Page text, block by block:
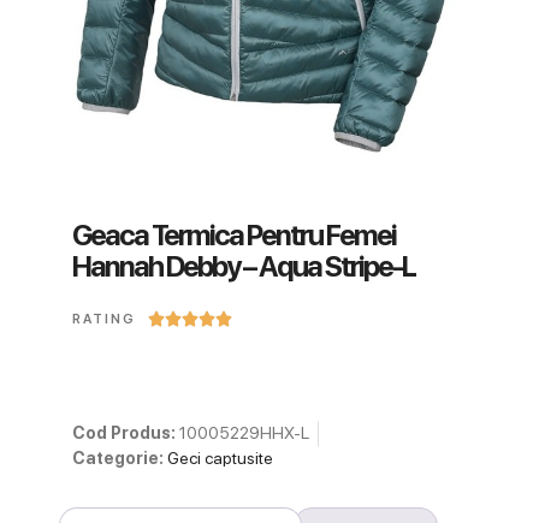
Geaca Termica Pentru Femei
Hannah Debby – Aqua Stripe-L
RATING 
Cod Produs: 10005229HHX-L
Categorie: Geci captusite